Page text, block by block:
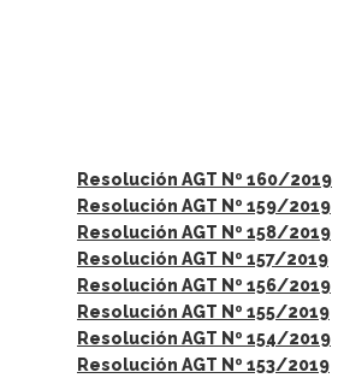
Resolución AGT Nº 160/2019
Resolución AGT Nº 159/2019
Resolución AGT Nº 158/2019
Resolución AGT Nº 157/2019
Resolución AGT Nº 156/2019
Resolución AGT Nº 155/2019
Resolución AGT Nº 154/2019
Resolución AGT Nº 153/2019